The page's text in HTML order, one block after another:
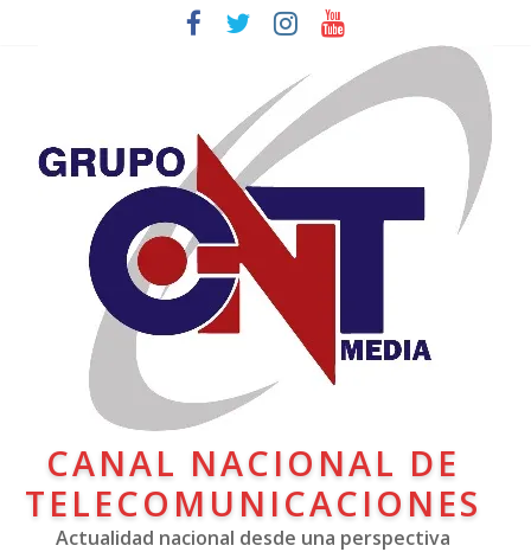
CANAL NACIONAL DE
TELECOMUNICACIONES
Actualidad nacional desde una perspectiva